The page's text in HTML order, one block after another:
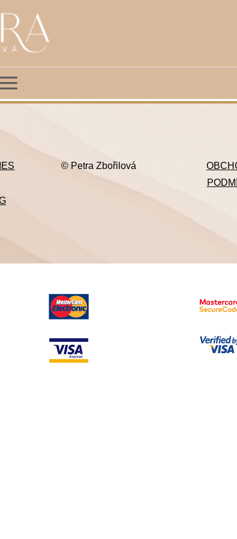
© Petra Zbořilová